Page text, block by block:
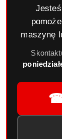
maszynę